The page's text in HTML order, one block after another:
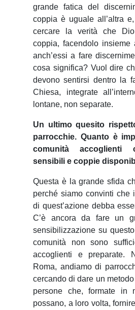
grande fatica del
coppia è uguale all’altra
cercare la verità che
coppia, facendolo insieme
anch’essi a fare
cosa significa? Vuol dire
devono sentirsi dentro la
Chiesa, integrate
lontane, non separate.
Un ultimo quesito
parrocchie. Quanto è
comunità accoglienti
sensibili e coppie
Questa è la grande sfida
perché siamo convinti che
di quest’azione debba
C’è ancora da fare un
sensibilizzazione su
comunità non sono
accoglienti e preparate.
Roma, andiamo di
cercando di dare un
persone che, formate in
possano, a loro volta,